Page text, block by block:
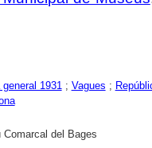
general 1931; Vagues ;
Comarcal del Bages